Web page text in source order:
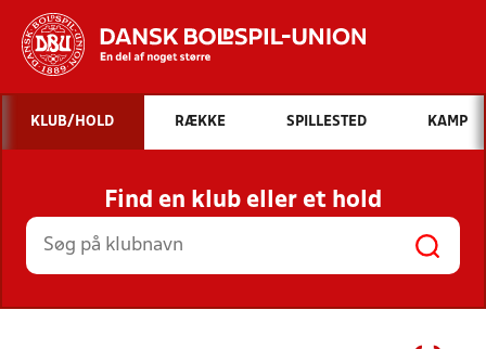
Hvad vil du søge efter?
INDHOLD OG NYHEDER
STILLINGER, RESULTATER, KLUBBER OG
HOLD
KLUB/HOLD RÆKKE SPILLESTED KAMP
Find en klub eller et hold